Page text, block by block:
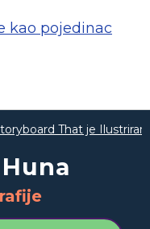
kao pojedinac
That je